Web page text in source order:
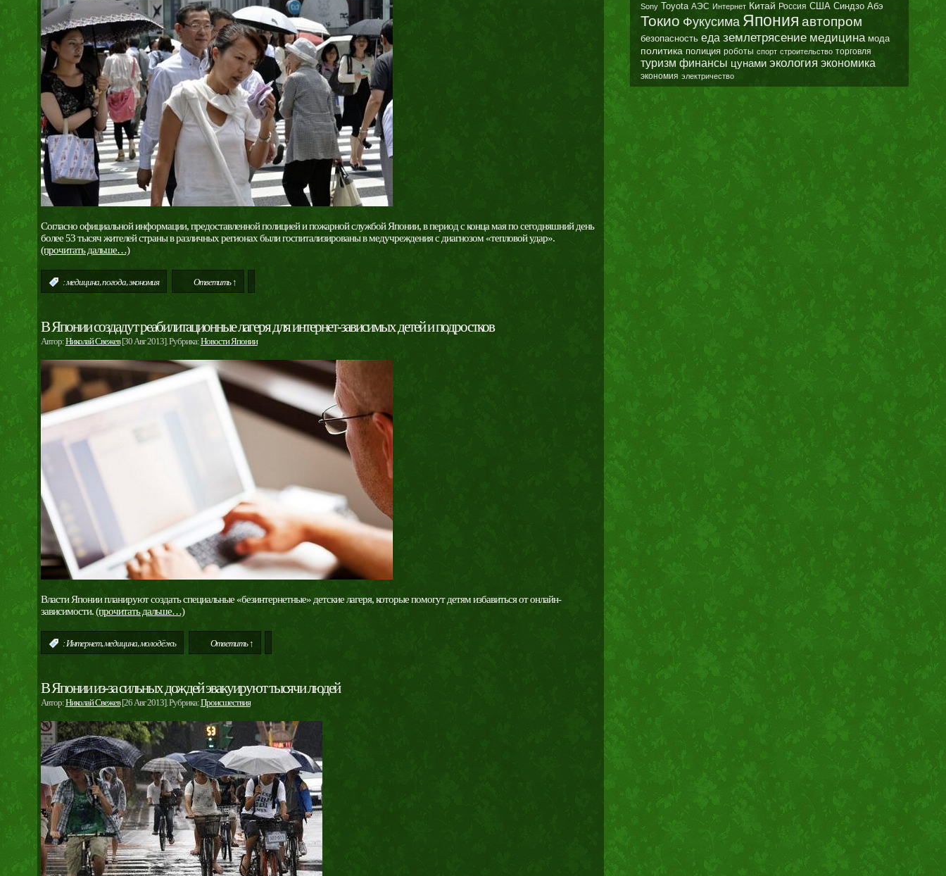
Согласно официальной информации, предоставленной полицией и пожарной службой Японии, в период с конца мая по сегодняшний день
более 53 тысяч жителей страны в различных регионах были госпитализированы в медучреждения с диагнозом «тепловой удар».
(прочитать дальше…)
: медицина, погода, экономия Ответить ↑
В Японии создадут реабилитационные лагеря для интернет-зависимых детей и подростков
Автор:Николай Свежев[30 Авг 2013]. Рубрика:Новости Японии
Власти Японии планируют создать специальные «безинтернетные» детские лагеря, которые помогут детям избавиться от онлайн-
зависимости.(прочитать дальше…)
: Интернет, медицина, молодёжь Ответить ↑
В Японии из-за сильных дождей эвакуируют тысячи людей
Автор:Николай Свежев[26 Авг 2013]. Рубрика:Происшествия
Sony Toyota АЭС Интернет Китай Россия США Синдзо Абэ
Токио Фукусима Япония автопром
безопасность еда землетрясение медицина мода
политика полиция роботы спорт строительство торговля
туризм финансы цунами экология экономика
экономия электричество